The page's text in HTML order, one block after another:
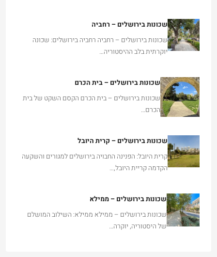
שכונות בירושלים – רחביה
שכונות בירושלים – רחביה רחביה בירושלים: שכונה
יוקרתית בלב ההיסטוריה…
שכונות בירושלים – בית הכרם
שכונות בירושלים – בית הכרם הקסם השקט של בית
הכרם…
שכונות בירושלים – קרית היובל
קרית היובל: הפנינה החבויה בירושלים למגורים והשקעה
הקדמה קריית היובל,…
שכונות בירושלים – ממילא
שכונות בירושלים – ממילא ממילא: השילוב המושלם
של היסטוריה, יוקרה…